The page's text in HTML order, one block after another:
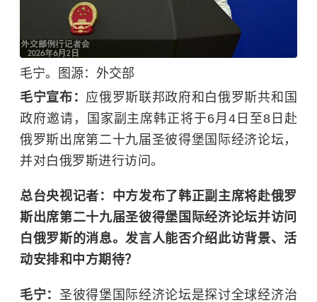
毛宁。图源：外交部
毛宁宣布： 应俄罗斯联邦政府和白俄罗斯共和国
政府邀请，国家副主席韩正将于6月4日至8日赴
俄罗斯出席第二十九届圣彼得堡国际经济论坛，
并对白俄罗斯进行访问。
总台央视记者：中方发布了韩正副主席将赴俄罗
斯出席第二十九届圣彼得堡国际经济论坛并访问
白俄罗斯的消息。发言人能否介绍此访背景、活
动安排和中方期待？
毛宁：圣彼得堡国际经济论坛是探讨全球经济治